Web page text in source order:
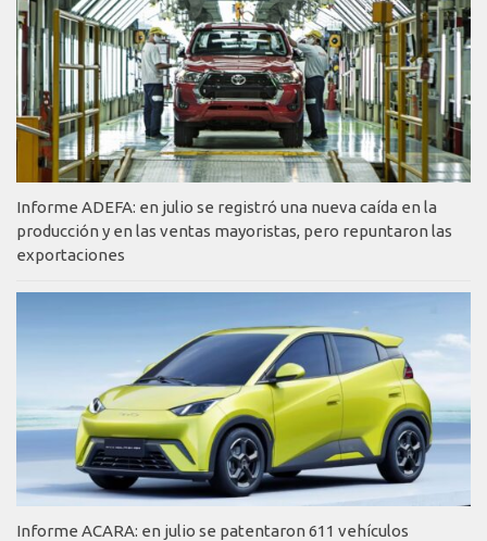
Informe ADEFA: en julio se registró una nueva caída en la
producción y en las ventas mayoristas, pero repuntaron las
exportaciones
Informe ACARA: en julio se patentaron 611 vehículos